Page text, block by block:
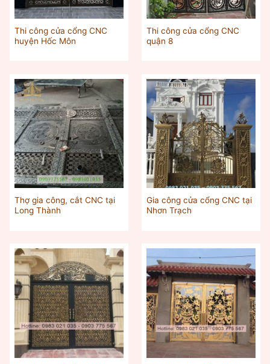
Thi công cửa cổng CNC
huyện Hốc Môn
Thi công cửa cổng CNC
quận 8
Thợ gia công, cắt CNC tại
Long Thành
Gia công cửa cổng CNC tại
Nhơn Trạch